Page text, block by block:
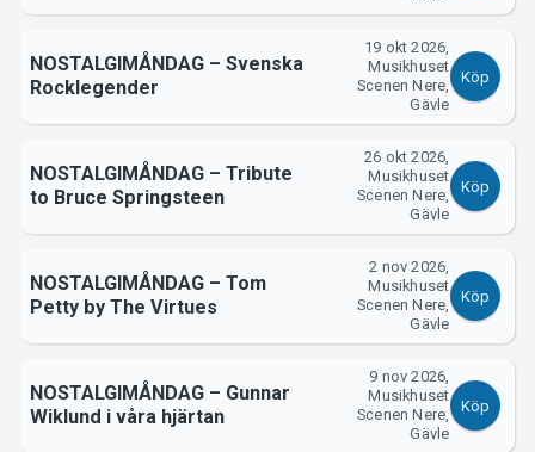
NOSTALGIMÅNDAG – Svenska
Rocklegender
19 okt 2026,
Musikhuset
Scenen Nere,
Gävle
Köp
NOSTALGIMÅNDAG – Tribute
to Bruce Springsteen
26 okt 2026,
Musikhuset
Scenen Nere,
Gävle
Köp
NOSTALGIMÅNDAG – Tom
Petty by The Virtues
2 nov 2026,
Musikhuset
Scenen Nere,
Gävle
Köp
NOSTALGIMÅNDAG – Gunnar
Wiklund i våra hjärtan
9 nov 2026,
Musikhuset
Scenen Nere,
Gävle
Köp